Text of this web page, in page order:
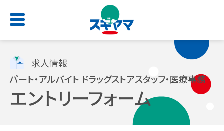
HOME
店舗検索
求人情報
パート・アルバイト ドラッグストアスタッフ・医療事務
エントリーフォーム